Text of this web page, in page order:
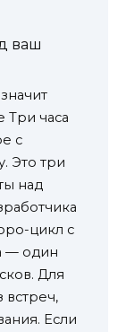
ваш
Три часа
с
Это три
над
цикл с
— один
Для
Если